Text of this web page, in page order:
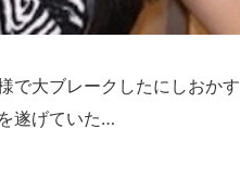
で大ブレークしたにしおか
遂げていた…